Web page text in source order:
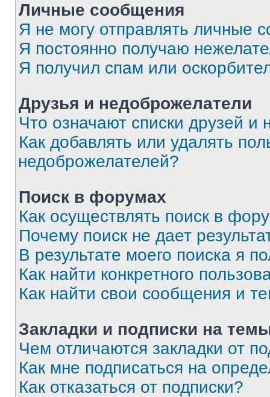
Личные сообщения
Я не могу отправлять личные
Я постоянно получаю
Я получил спам или
Друзья и недоброжелатели
Что означают списки друзей и
Как добавлять или удалять
недоброжелателей?
Поиск в форумах
Как осуществлять поиск в
Почему поиск не дает
В результате моего поиска я
Как найти конкретного
Как найти свои сообщения и
Закладки и подписки на
Чем отличаются закладки от
Как мне подписаться на
Как отказаться от подписки?